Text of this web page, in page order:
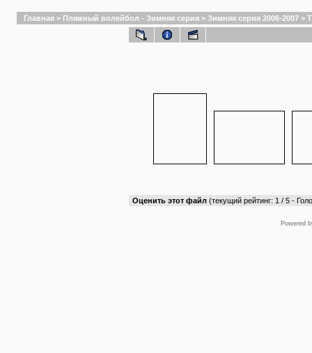
Главная > Пляжный волейбол - Зимняя серия > Зимняя серия 2006-2007 >
Оценить этот файл (текущий рейтинг: 1 / 5 -
Powered